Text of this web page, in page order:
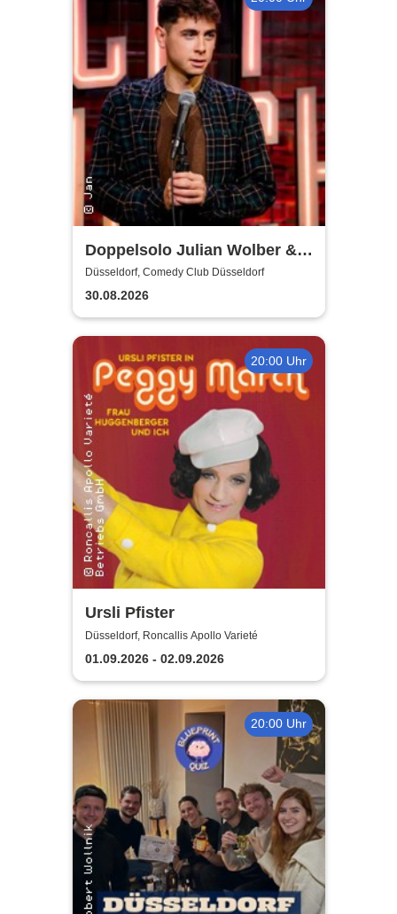
Doppelsolo Julian Wolber &
Philipp Stieglitz
Düsseldorf, Comedy Club Düsseldorf
30.08.2026
20:00 Uhr
Ursli Pfister
Düsseldorf, Roncallis Apollo Varieté
01.09.2026 - 02.09.2026
20:00 Uhr